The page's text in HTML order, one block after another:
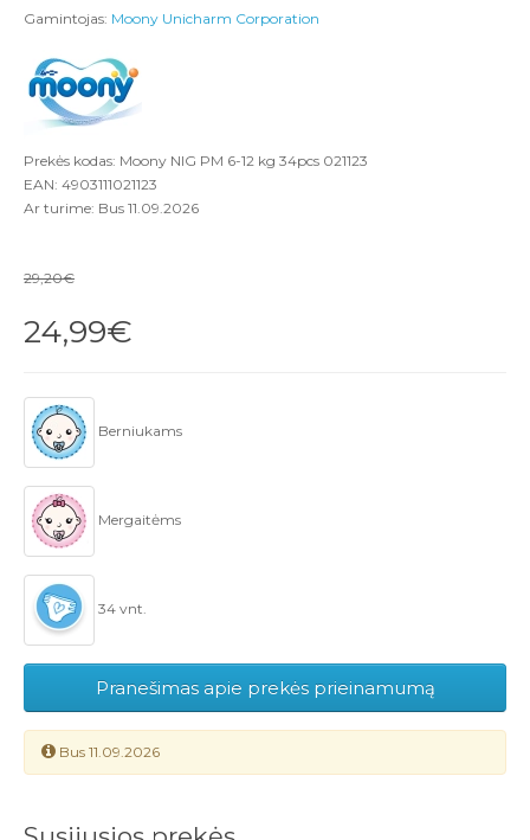
Gamintojas: Moony Unicharm Corporation
Prekės kodas: Moony NIG PM 6-12 kg 34pcs 021123
EAN: 4903111021123
Ar turime: Bus 11.09.2026
29,20€
24,99€
Berniukams
Mergaitėms
34 vnt.
Pranešimas apie prekės prieinamumą
Bus 11.09.2026